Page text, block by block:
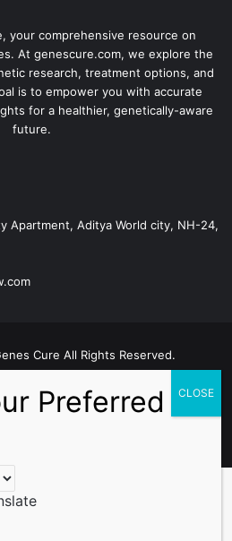
your comprehensive resource on
At genescure.com, we explore the
research, treatment options, and
is to empower you with accurate
for a healthier, genetically-aware
future.
Apartment, Aditya World city, NH-24,
Cure All Rights Reserved.